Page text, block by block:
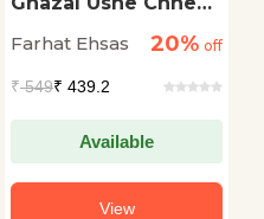
Farhat Ehsas
20% off
₹549₹ 439.2
Available
View